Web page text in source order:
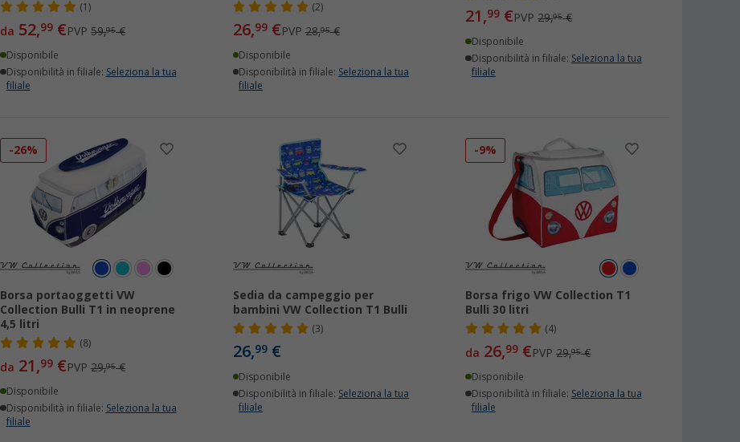
(1)
da 52,99 €PVP59,95€
Disponibile
Disponibilità in filiale: Seleziona la tua
filiale
(2)
26,99€PVP28,95€
Disponibile
Disponibilità in filiale: Seleziona la tua
filiale
21,99 €PVP29,95€
Disponibile
Disponibilità in filiale: Seleziona la tua
filiale
-26%
Borsa portaoggetti VW
Collection Bulli T1 in neoprene
4,5 litri
(8)
da 21,99 €PVP29,95€
Disponibile
Disponibilità in filiale: Seleziona la tua
filiale
Sedia da campeggio per
bambini VW Collection T1 Bulli
(3)
26,99€
Disponibile
Disponibilità in filiale: Seleziona la tua
filiale
-9%
Borsa frigo VW Collection T1
Bulli 30 litri
(4)
da 26,99 €PVP29,95€
Disponibile
Disponibilità in filiale: Seleziona la tua
filiale